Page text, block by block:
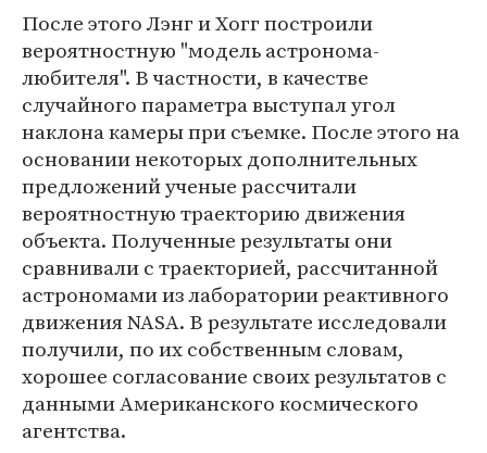
После этого Лэнг и Хогг построили
вероятностную "модель астронома-
любителя". В частности, в качестве
случайного параметра выступал угол
наклона камеры при съемке. После этого на
основании некоторых дополнительных
предложений ученые рассчитали
вероятностную траекторию движения
объекта. Полученные результаты они
сравнивали с траекторией, рассчитанной
астрономами из лаборатории реактивного
движения NASA. В результате исследовали
получили, по их собственным словам,
хорошее согласование своих результатов с
данными Американского космического
агентства.